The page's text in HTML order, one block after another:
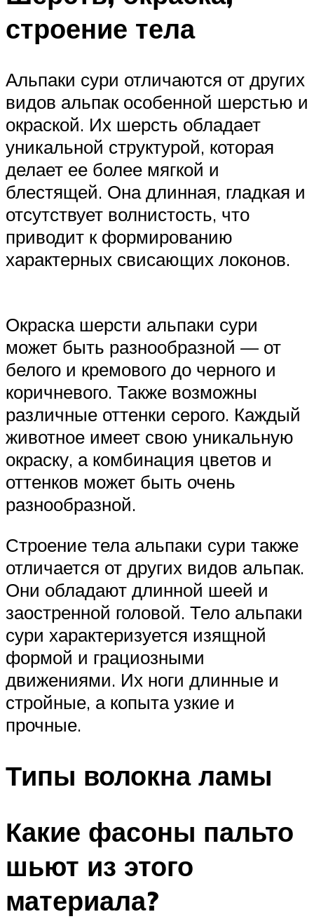
строение тела
Альпаки сури отличаются от других
видов альпак особенной шерстью и
окраской. Их шерсть обладает
уникальной структурой, которая
делает ее более мягкой и
блестящей. Она длинная, гладкая и
отсутствует волнистость, что
приводит к формированию
характерных свисающих локонов.
Окраска шерсти альпаки сури
может быть разнообразной — от
белого и кремового до черного и
коричневого. Также возможны
различные оттенки серого. Каждый
животное имеет свою уникальную
окраску, а комбинация цветов и
оттенков может быть очень
разнообразной.
Строение тела альпаки сури также
отличается от других видов альпак.
Они обладают длинной шеей и
заостренной головой. Тело альпаки
сури характеризуется изящной
формой и грациозными
движениями. Их ноги длинные и
стройные, а копыта узкие и
прочные.
Типы волокна ламы
Какие фасоны пальто
шьют из этого
материала?